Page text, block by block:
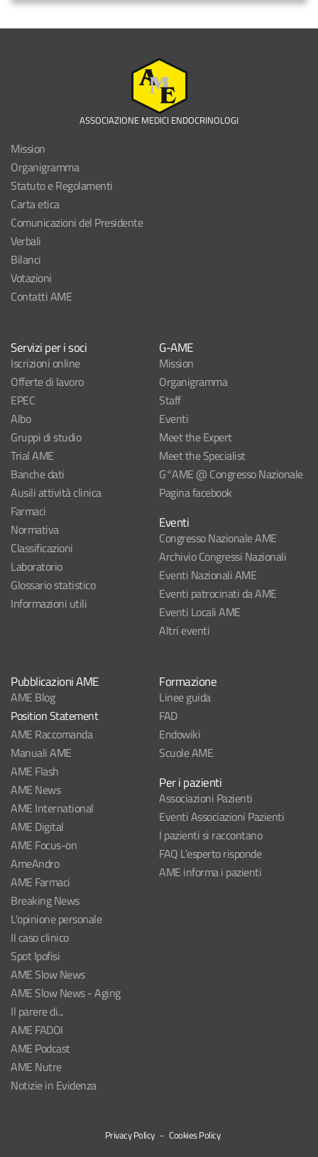
ASSOCIAZIONE MEDICI ENDOCRINOLOGI
Mission
Organigramma
Statuto e Regolamenti
Carta etica
Comunicazioni del Presidente
Verbali
Bilanci
Votazioni
Contatti AME
Servizi per i soci
Iscrizioni online
Offerte di lavoro
EPEC
Albo
Gruppi di studio
Trial AME
Banche dati
Ausili attività clinica
Farmaci
Normativa
Classificazioni
Laboratorio
Glossario statistico
Informazioni utili
G-AME
Mission
Organigramma
Staff
Eventi
Meet the Expert
Meet the Specialist
G°AME @ Congresso Nazionale
Pagina facebook
Eventi
Congresso Nazionale AME
Archivio Congressi Nazionali
Eventi Nazionali AME
Eventi patrocinati da AME
Eventi Locali AME
Altri eventi
Pubblicazioni AME
AME Blog
Position Statement
AME Raccomanda
Manuali AME
AME Flash
AME News
AME International
AME Digital
AME Focus-on
AmeAndro
AME Farmaci
Breaking News
L'opinione personale
Il caso clinico
Spot Ipofisi
AME Slow News
AME Slow News - Aging
Il parere di...
AME FADOI
AME Podcast
AME Nutre
Notizie in Evidenza
Formazione
Linee guida
FAD
Endowiki
Scuole AME
Per i pazienti
Associazioni Pazienti
Eventi Associazioni Pazienti
I pazienti si raccontano
FAQ L'esperto risponde
AME informa i pazienti
Privacy Policy-Cookies Policy